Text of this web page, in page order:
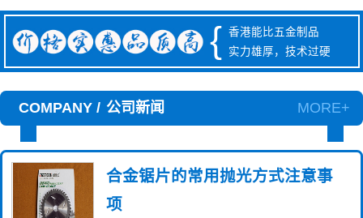
{ 香港能比五金制品
实力雄厚，技术过硬
COMPANY / 公司新闻 MORE+
合金锯片的常用抛光方式注意事
项